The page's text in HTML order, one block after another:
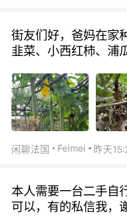
街友们好，爸妈在家
韭菜、小西红柿、浦
闲聊法国 Feimei 昨天
本人需要一台二手自
可以，有的私信我，